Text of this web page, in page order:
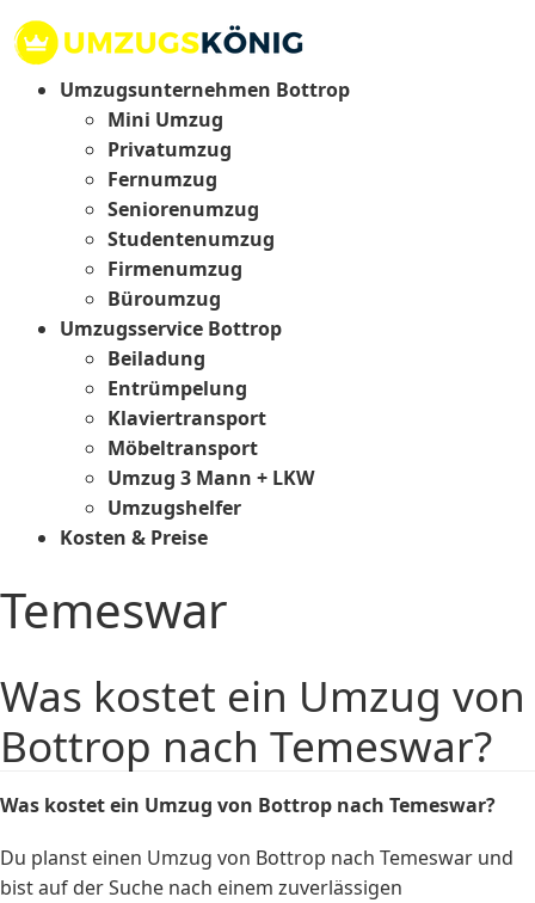
Umzugsunternehmen Bottrop
Mini Umzug
Privatumzug
Fernumzug
Seniorenumzug
Studentenumzug
Firmenumzug
Büroumzug
Umzugsservice Bottrop
Beiladung
Entrümpelung
Klaviertransport
Möbeltransport
Umzug 3 Mann + LKW
Umzugshelfer
Kosten & Preise
Temeswar
Was kostet ein Umzug von
Bottrop nach Temeswar?
Was kostet ein Umzug von Bottrop nach Temeswar?
Du planst einen Umzug von Bottrop nach Temeswar und
bist auf der Suche nach einem zuverlässigen